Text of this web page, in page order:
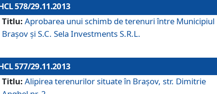
578/29.11.2013
Titlu: Aprobarea unui schimb de terenuri între Municipiul
Braşov şi S.C. Sela Investments S.R.L.
577/29.11.2013
Titlu: Alipirea terenurilor situate în Braşov, str. Dimitrie